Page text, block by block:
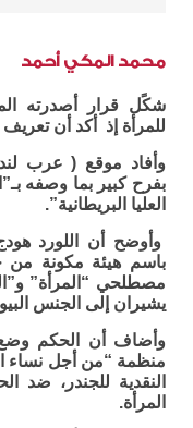
محمد المكي أحمد
شكًل قرار أصدرته
للمرأة إذ أكد أن
وأفاد موقع ( عرب
بفرح كبير بما وصفه
العليا البريطانية”.
وأوضح أن اللورد
باسم هيئة مكونة من
مصطلحي “المرأة”
يشيران إلى الجنس
وأضاف أن الحكم وضع
منظمة “من أجل نساء
النقدية للجندر، ضد
المرأة.